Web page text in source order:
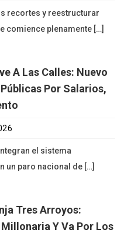
recortes y reestructurar
comience plenamente […]
A Las Calles: Nuevo
Por Salarios,
el sistema
un paro nacional de […]
Tres Arroyos:
Y Va Por Los